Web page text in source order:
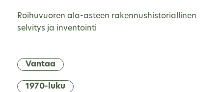
Roihuvuoren ala-asteen rakennushistoriallinen
selvitys ja inventointi
Vantaa
1970-luku